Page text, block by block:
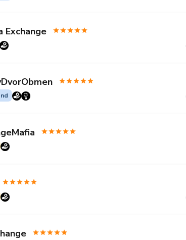
Exchange